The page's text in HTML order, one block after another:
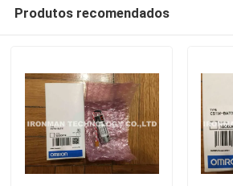
Produtos recomendados